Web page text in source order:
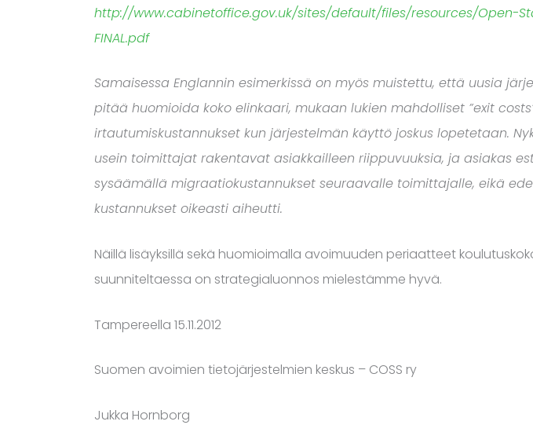
http://www.cabinetoffice.gov.uk/sites/default/files/resources/Open-
FINAL.pdf
Samaisessa Englannin esimerkissä on myös muistettu, että uusia
pitää huomioida koko elinkaari, mukaan lukien mahdolliset ”exit
irtautumiskustannukset kun järjestelmän käyttö joskus lopetetaan.
usein toimittajat rakentavat asiakkailleen riippuvuuksia, ja asiakas
sysäämällä migraatiokustannukset seuraavalle toimittajalle, eikä
kustannukset oikeasti aiheutti.
Näillä lisäyksillä sekä huomioimalla avoimuuden periaatteet
suunniteltaessa on strategialuonnos mielestämme hyvä.
Tampereella 15.11.2012
Suomen avoimien tietojärjestelmien keskus – COSS ry
Jukka Hornborg